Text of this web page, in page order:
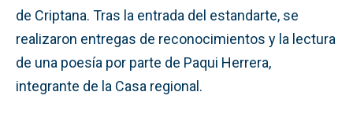
de Criptana. Tras la entrada del estandarte, se
realizaron entregas de reconocimientos y la lectura
de una poesía por parte de Paqui Herrera,
integrante de la Casa regional.